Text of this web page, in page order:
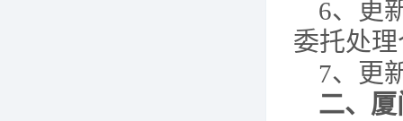
6、更
委托处
7、更
二、